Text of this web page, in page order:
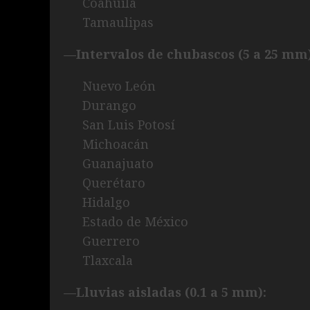
Tamaulipas
—Intervalos de chubascos (5 a 25
Nuevo León
Durango
San Luis Potosí
Michoacán
Guanajuato
Querétaro
Hidalgo
Estado de México
Guerrero
Tlaxcala
—Lluvias aisladas (0.1 a 5 mm):